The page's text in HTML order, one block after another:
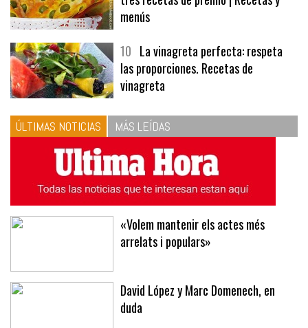
9Panecillos, gazpacho y bavarois,
tres recetas de premio | Recetas y
menús
10La vinagreta perfecta: respeta
las proporciones. Recetas de
vinagreta
ÚLTIMAS NOTICIAS MÁS LEÍDAS
«Volem mantenir els actes més
David López y Marc Domenech, en